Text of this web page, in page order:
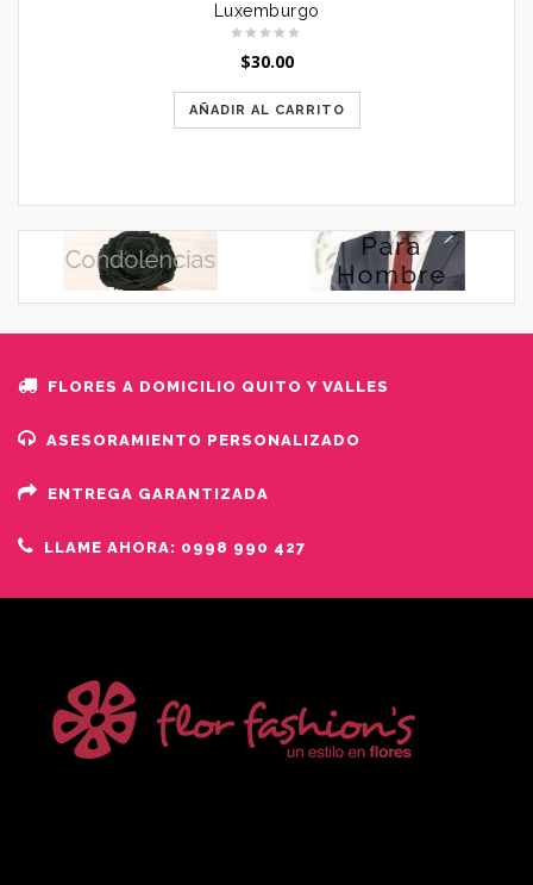
Luxemburgo
$30.00
AÑADIR AL CARRITO
FLORES A DOMICILIO QUITO Y VALLES
ASESORAMIENTO PERSONALIZADO
ENTREGA GARANTIZADA
LLAME AHORA: 0998 990 427